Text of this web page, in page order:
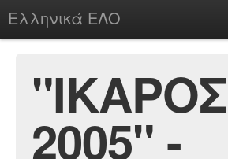
Ελληνικά ΕΛΟ
chesstu.be @ discord
"ΙΚΑΡΟΣ
2005" -